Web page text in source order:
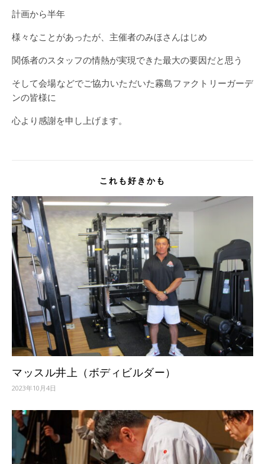
計画から半年
様々なことがあったが、主催者のみほさんはじめ
関係者のスタッフの情熱が実現できた最大の要因だと思う
そして会場などでご協力いただいた霧島ファクトリーガーデ
ンの皆様に
心より感謝を申し上げます。
これも好きかも
マッスル井上（ボディビルダー）
2023年10月4日